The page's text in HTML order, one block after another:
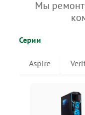
Мы
Серии
Aspire